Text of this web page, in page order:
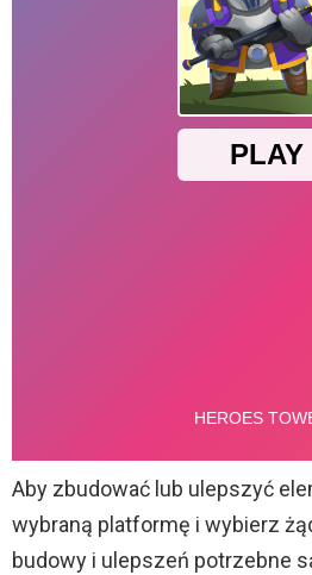
Aby zbudować lub ulepszyć
wybraną platformę i wybierz
budowy i ulepszeń potrzebne